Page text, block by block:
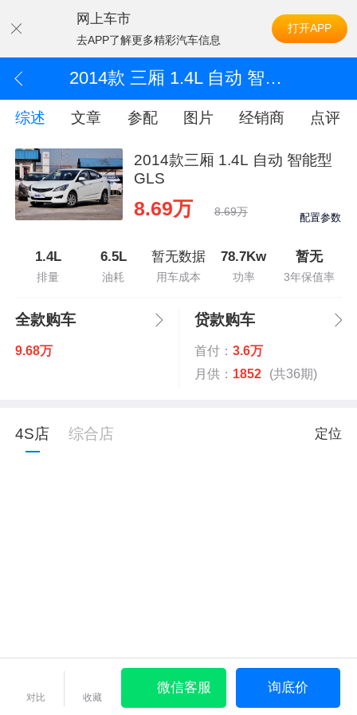
网上车市
去APP了解更多精彩汽车信息
打开APP
2014款 三厢 1.4L 自动 智能型GLS
综述 文章 参配 图片 经销商 点评
2014款三厢 1.4L 自动 智能型
GLS
8.69万 8.69万 配置参数
1.4L
排量
6.5L
油耗
暂无数据
用车成本
78.7Kw
功率
暂无
3年保值率
全款购车
9.68万
贷款购车
首付： 3.6万
月供： 1852 (共36期)
4S店 综合店 定位
对比 收藏
微信客服 询底价